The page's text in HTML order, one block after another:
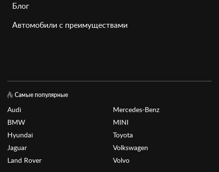
Блог
Автомобили с преимуществами
Самые популярные
Audi
BMW
Hyundai
Jaguar
Land Rover
Mercedes-Benz
MINI
Toyota
Volkswagen
Volvo